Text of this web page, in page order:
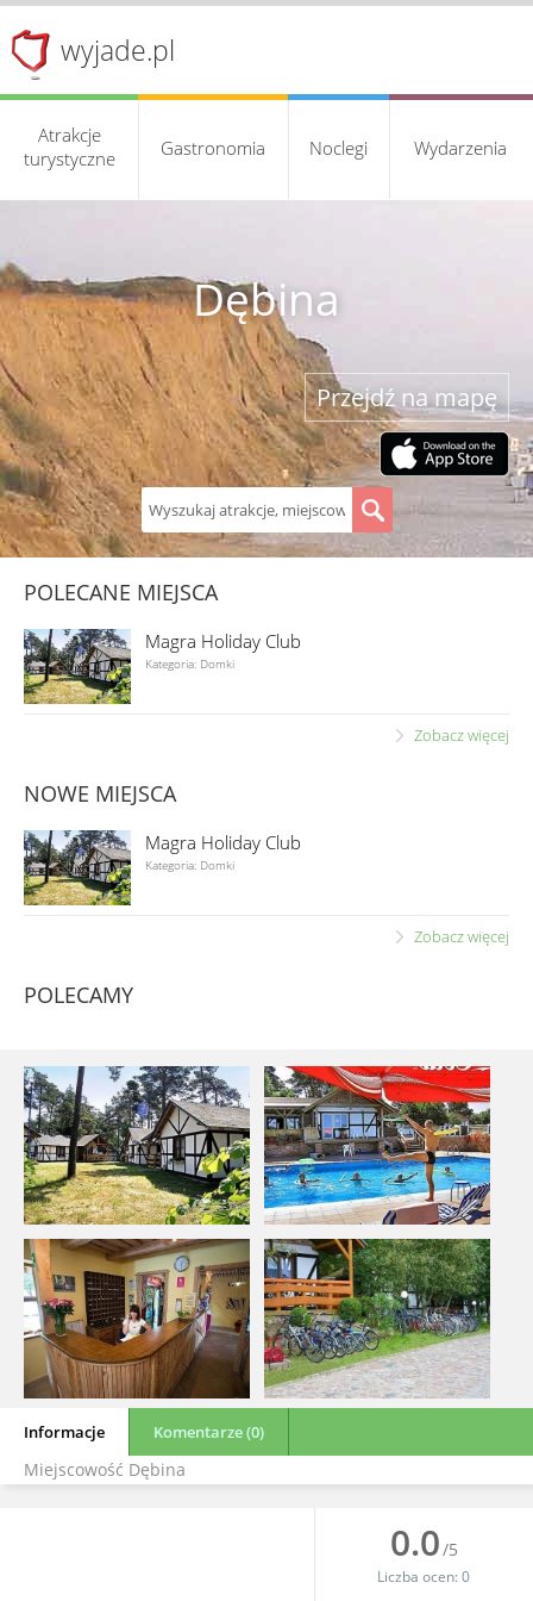
wyjade.pl
Atrakcje
turystyczne
Gastronomia Noclegi Wydarzenia
Dębina
Przejdź na mapę
POLECANE MIEJSCA
Magra Holiday Club
Kategoria: Domki
Zobacz więcej
NOWE MIEJSCA
Magra Holiday Club
Kategoria: Domki
Zobacz więcej
POLECAMY
Informacje Komentarze (0)
Miejscowość Dębina
0.0/5
Liczba ocen:0